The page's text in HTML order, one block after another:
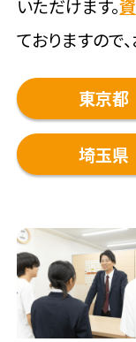
いただけます。
ておりますので
東京都
埼玉県